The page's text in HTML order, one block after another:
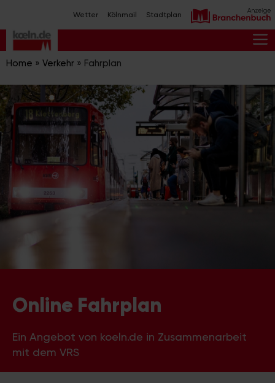
Inhalt
springen
Wetter Kölnmail Stadtplan
Home » Verkehr » Fahrplan
Online Fahrplan
Ein Angebot von koeln.de in Zusammenarbeit
mit dem VRS